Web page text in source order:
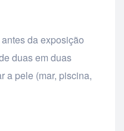
da exposição
duas em duas
a pele (mar, piscina,